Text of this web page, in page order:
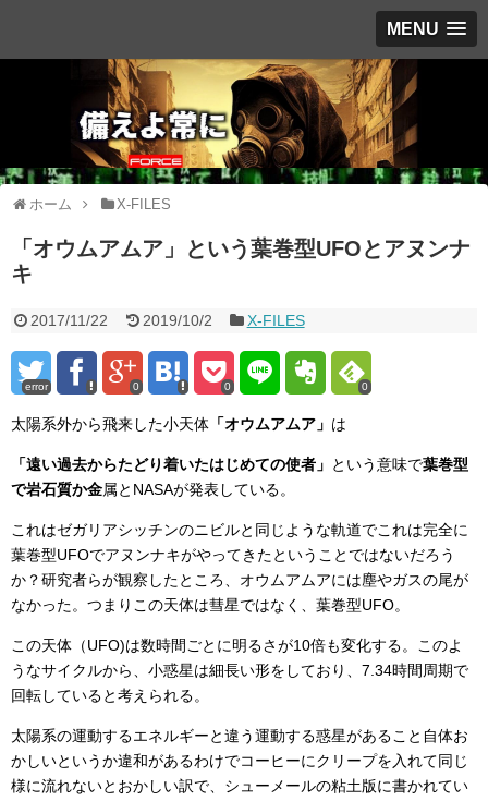
MENU
ホーム X-FILES
「オウムアムア」という葉巻型UFOとアヌンナ
キ
2017/11/22 2019/10/2 X-FILES
error 0 0 0
太陽系外から飛来した小天体 「オウムアムア」 は
「遠い過去からたどり着いたはじめての使者」 という意味で葉巻型
で岩石質か金属とNASAが発表している。
これはゼガリアシッチンのニビルと同じような軌道でこれは完全に
葉巻型UFOでアヌンナキがやってきたということではないだろう
か？研究者らが観察したところ、オウムアムアには塵やガスの尾が
なかった。つまりこの天体は彗星ではなく、葉巻型UFO。
この天体（UFO)は数時間ごとに明るさが10倍も変化する。このよ
うなサイクルから、小惑星は細長い形をしており、7.34時間周期で
回転していると考えられる。
太陽系の運動するエネルギーと違う運動する惑星があること自体お
かしいというか違和があるわけでコーヒーにクリープを入れて同じ
様に流れないとおかしい訳で、シューメールの粘土版に書かれてい